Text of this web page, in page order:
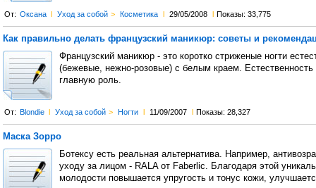
От: Оксана l Уход за собой > Косметика l 29/05/2008 l Показы: 33,775
Как правильно делать французский маникюр: советы и
Французский маникюр - это коротко стриженые ногти
(бежевые, нежно-розовые) с белым краем. Естественность
главную роль.
От: Blondie l Уход за собой > Ногти l 11/09/2007 l Показы: 28,327
Маска Зорро
Ботексу есть реальная альтернатива. Например,
уходу за лицом - RALA от Faberlic. Благодаря этой
молодости повышается упругость и тонус кожи,